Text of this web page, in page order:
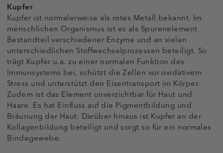
Kupfer
Kupfer ist normalerweise als rotes Metall bekannt. Im
menschlichen Organismus ist es als Spurenelement
Bestandteil verschiedener Enzyme und an vielen
unterschiedlichen Stoffwechselprozessen beteiligt. So
trägt Kupfer u.a. zu einer normalen Funktion des
Immunsystems bei, schützt die Zellen vor oxidativem
Stress und unterstützt den Eisentransport im Körper.
Zudem ist das Element unverzichtbar für Haut und
Haare. Es hat Einfluss auf die Pigmentbildung und
Bräunung der Haut. Darüber hinaus ist Kupfer an der
Kollagenbildung beteiligt und sorgt so für ein normales
Bindegewebe.